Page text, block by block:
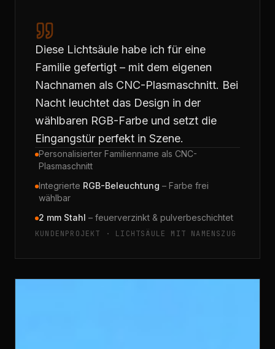
Diese Lichtsäule habe ich für eine
Familie gefertigt – mit dem eigenen
Nachnamen als CNC-Plasmaschnitt. Bei
Nacht leuchtet das Design in der
wählbaren RGB-Farbe und setzt die
Eingangstür perfekt in Szene.
Personalisierter Familienname als CNC-
Plasmaschnitt
Integrierte RGB-Beleuchtung – Farbe frei
wählbar
2 mm Stahl – feuerverzinkt & pulverbeschichtet
KUNDENPROJEKT · LICHTSÄULE MIT NAMENSZUG